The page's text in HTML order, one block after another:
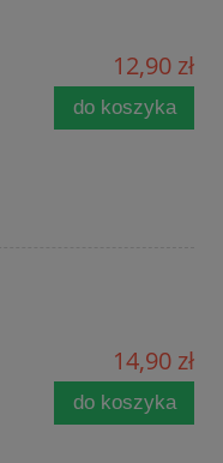
12,90 zł
do koszyka
14,90 zł
do koszyka